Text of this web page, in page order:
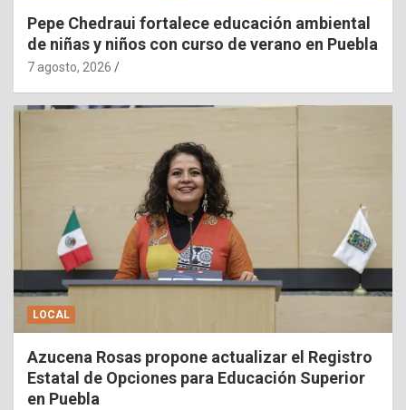
Pepe Chedraui fortalece educación ambiental
de niñas y niños con curso de verano en Puebla
7 agosto, 2026
LOCAL
Azucena Rosas propone actualizar el Registro
Estatal de Opciones para Educación Superior
en Puebla